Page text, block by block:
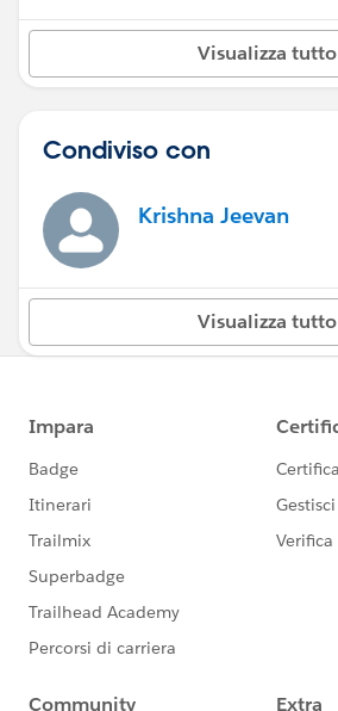
Visualizza tutto
Condiviso con
Krishna Jeevan
Visualizza tutto